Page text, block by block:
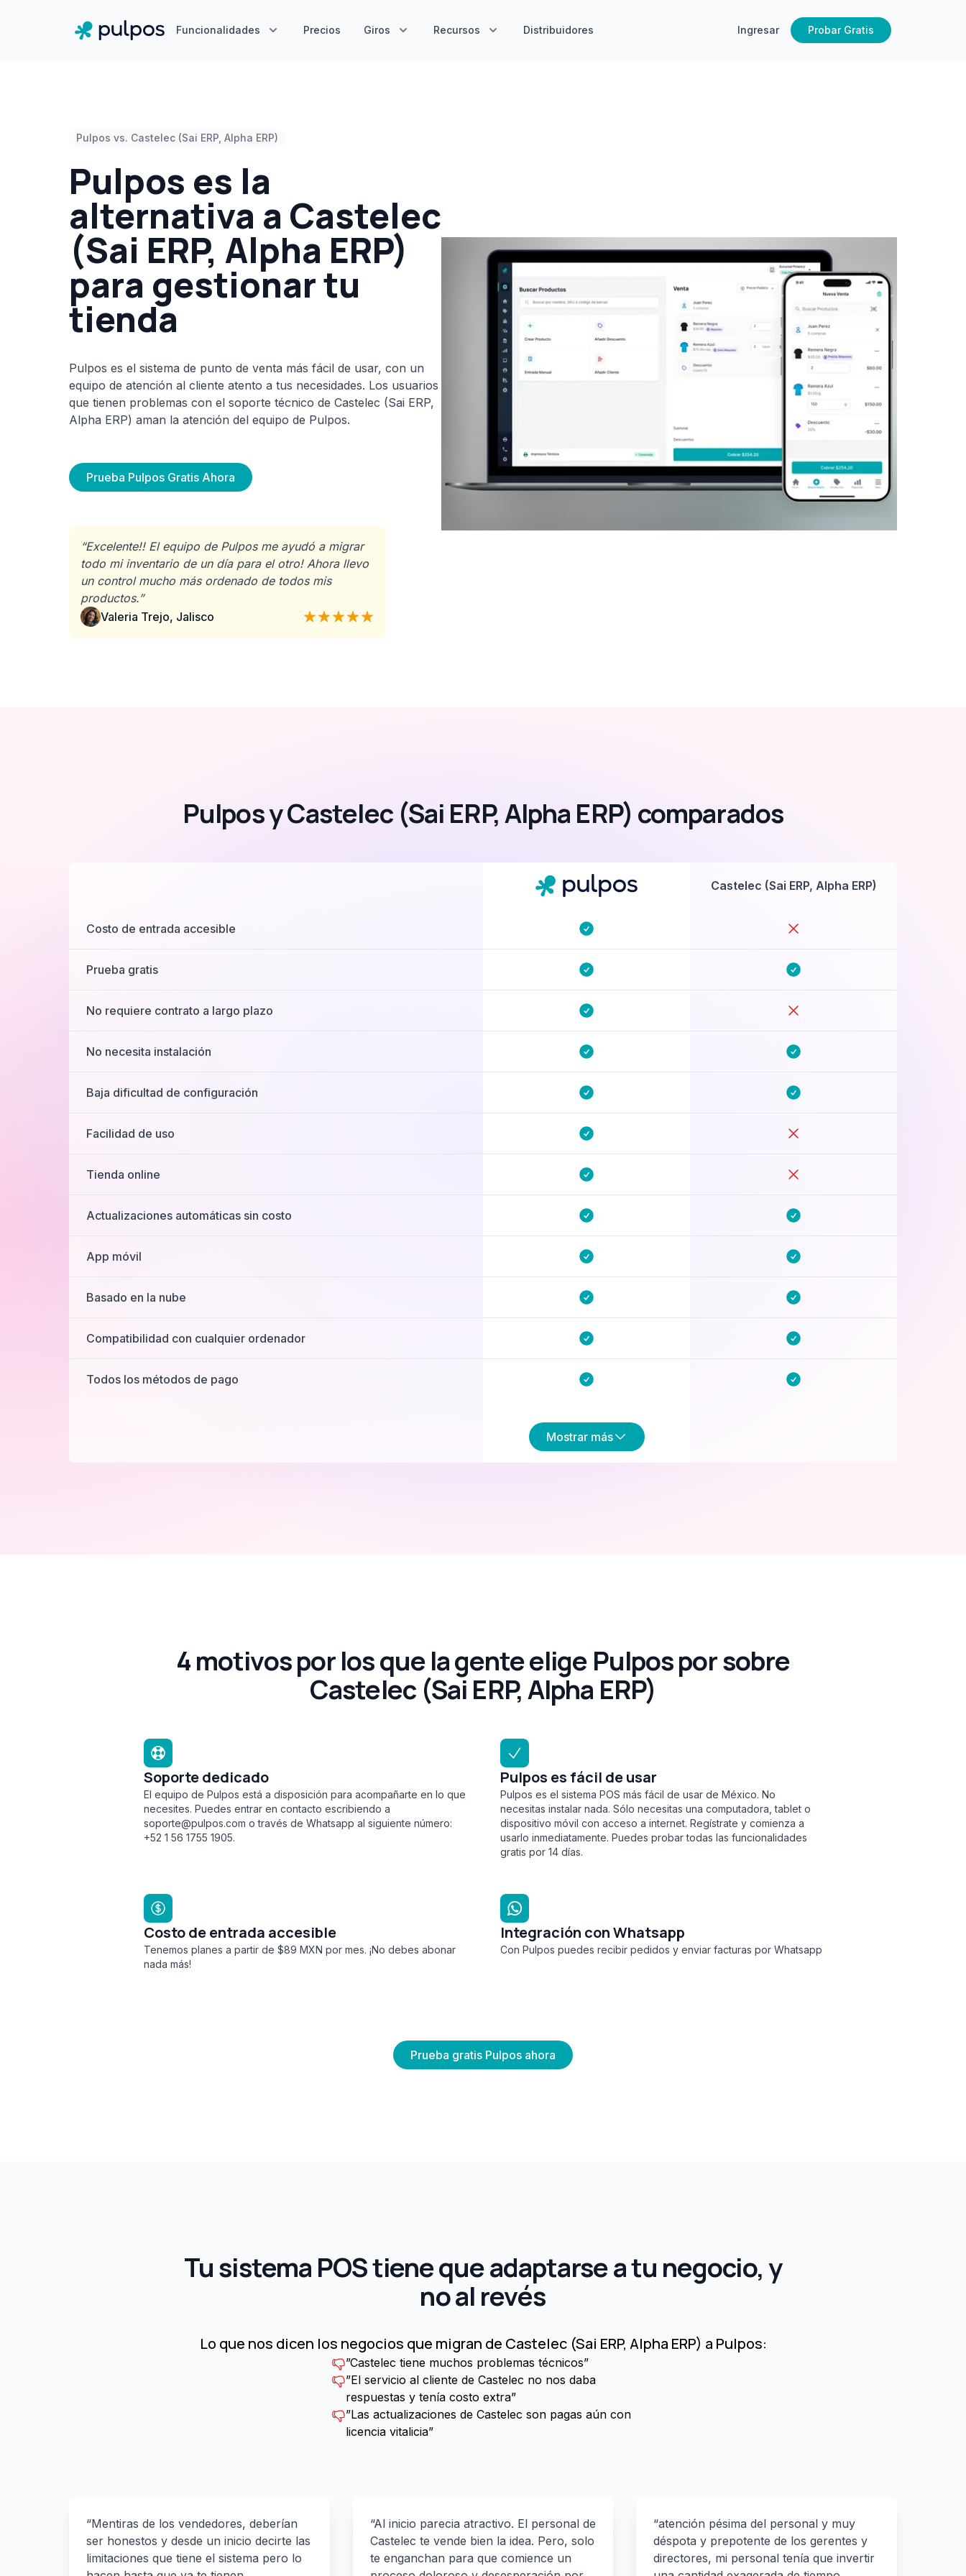
Funcionalidades Precios Giros Recursos Distribuidores Ingresar Probar Gratis
Pulpos vs. Castelec (Sai ERP, Alpha ERP)
Pulpos es la
alternativa a Castelec
(Sai ERP, Alpha ERP)
para gestionar tu
tienda
Pulpos es el sistema de punto de venta más fácil de usar, con un
equipo de atención al cliente atento a tus necesidades. Los usuarios
que tienen problemas con el soporte técnico de Castelec (Sai ERP,
Alpha ERP) aman la atención del equipo de Pulpos.
Prueba Pulpos Gratis Ahora
“Excelente!! El equipo de Pulpos me ayudó a migrar
todo mi inventario de un día para el otro! Ahora llevo
un control mucho más ordenado de todos mis
productos.”
Valeria Trejo, Jalisco
Pulpos y Castelec (Sai ERP, Alpha ERP) comparados
Castelec (Sai ERP, Alpha ERP)
Costo de entrada accesible
Prueba gratis
No requiere contrato a largo plazo
No necesita instalación
Baja dificultad de configuración
Facilidad de uso
Tienda online
Actualizaciones automáticas sin costo
App móvil
Basado en la nube
Compatibilidad con cualquier ordenador
Todos los métodos de pago
Mostrar más
4 motivos por los que la gente elige Pulpos por sobre
Castelec (Sai ERP, Alpha ERP)
Soporte dedicado
El equipo de Pulpos está a disposición para acompañarte en lo que
necesites. Puedes entrar en contacto escribiendo a
soporte@pulpos.com o través de Whatsapp al siguiente número:
+52 1 56 1755 1905.
Pulpos es fácil de usar
Pulpos es el sistema POS más fácil de usar de México. No
necesitas instalar nada. Sólo necesitas una computadora, tablet o
dispositivo móvil con acceso a internet. Regístrate y comienza a
usarlo inmediatamente. Puedes probar todas las funcionalidades
gratis por 14 días.
Costo de entrada accesible
Tenemos planes a partir de $89 MXN por mes. ¡No debes abonar
nada más!
Integración con Whatsapp
Con Pulpos puedes recibir pedidos y enviar facturas por Whatsapp
Prueba gratis Pulpos ahora
Tu sistema POS tiene que adaptarse a tu negocio, y
no al revés
Lo que nos dicen los negocios que migran de Castelec (Sai ERP, Alpha ERP) a Pulpos:
”Castelec tiene muchos problemas técnicos”
”El servicio al cliente de Castelec no nos daba
respuestas y tenía costo extra”
”Las actualizaciones de Castelec son pagas aún con
licencia vitalicia”
“Mentiras de los vendedores, deberían
ser honestos y desde un inicio decirte las
limitaciones que tiene el sistema pero lo
“Al inicio parecia atractivo. El personal de
Castelec te vende bien la idea. Pero, solo
te enganchan para que comience un
“atención pésima del personal y muy
déspota y prepotente de los gerentes y
directores, mi personal tenía que invertir